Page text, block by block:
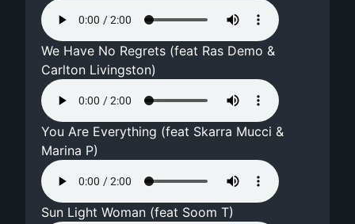
We Have No Regrets (feat Ras Demo &
Carlton Livingston)
You Are Everything (feat Skarra Mucci &
Marina P)
Sun Light Woman (feat Soom T)